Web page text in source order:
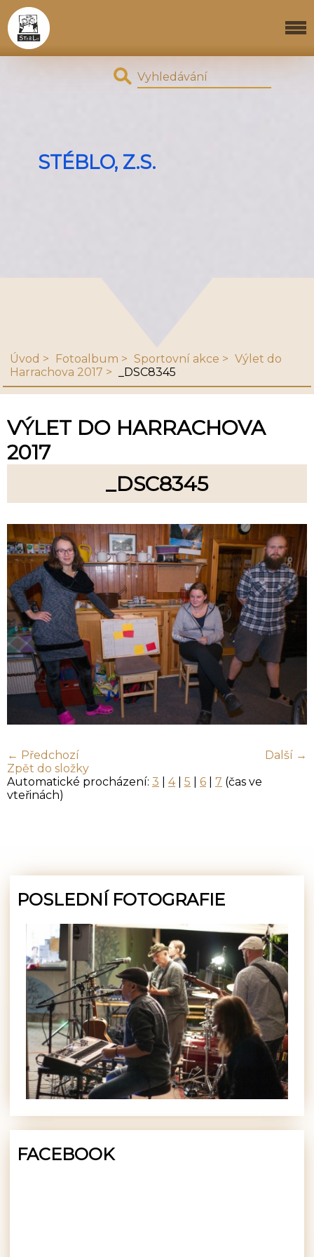
STÉBLO, Z.S.
Úvod Fotoalbum Sportovní akce
Výlet do
Harrachova 2017
_DSC8345
VÝLET DO HARRACHOVA
2017
_DSC8345
← Předchozí
Další →
Zpět do složky
Automatické procházení: 3 4| 5 6 7 (čas ve
vteřinách)
POSLEDNÍ FOTOGRAFIE
FACEBOOK